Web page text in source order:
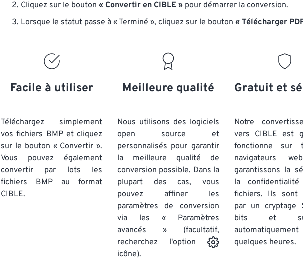
Cliquez sur le bouton « Convertir en CIBLE » pour démarrer la conversion.
Lorsque le statut passe à « Terminé », cliquez sur le bouton « Télécharger
Facile à utiliser
Téléchargez simplement
vos fichiers BMP et cliquez
sur le bouton « Convertir ».
Vous pouvez également
convertir par lots les
fichiers BMP au format
CIBLE.
Meilleure qualité
Nous utilisons des logiciels
open source et
personnalisés pour garantir
la meilleure qualité de
conversion possible. Dans la
plupart des cas, vous
pouvez affiner les
paramètres de conversion
via les « Paramètres
avancés » (facultatif,
recherchez l'option
icône).
Gratuit et
Notre
vers CIBLE est
fonctionne sur
navigateurs
garantissons la
la
fichiers. Ils sont
par un cryptage
bits et
quelques heures.